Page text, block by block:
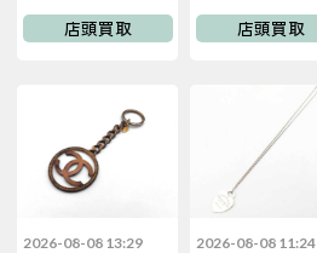
店頭買取 店頭買取
2026-08-08 13:29 2026-08-08 11:24